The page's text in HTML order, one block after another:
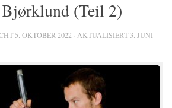
(Teil 2)
5. OKTOBER 2022 · AKTUALISIERT 3. JUNI